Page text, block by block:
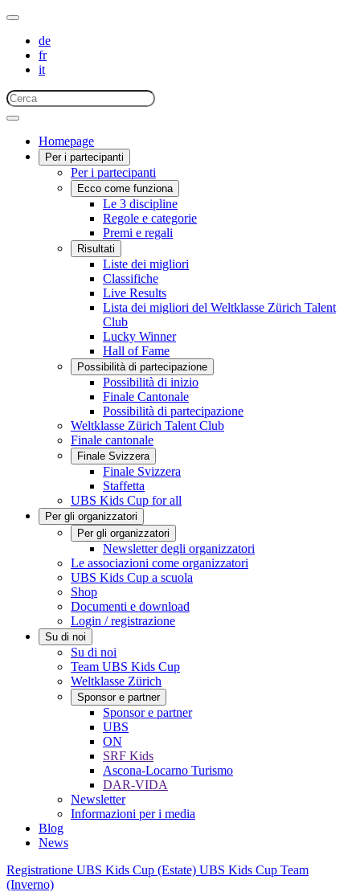
de
fr
it
Homepage
Per i partecipanti
Per i partecipanti
Ecco come funziona
Le 3 discipline
Regole e categorie
Premi e regali
Risultati
Liste dei migliori
Classifiche
Live Results
Lista dei migliori del Weltklasse Zürich Talent
Club
Lucky Winner
Hall of Fame
Possibilità di partecipazione
Possibilità di inizio
Finale Cantonale
Possibilità di partecipazione
Weltklasse Zürich Talent Club
Finale cantonale
Finale Svizzera
Finale Svizzera
Staffetta
UBS Kids Cup for all
Per gli organizzatori
Per gli organizzatori
Newsletter degli organizzatori
Le associazioni come organizzatori
UBS Kids Cup a scuola
Shop
Documenti e download
Login / registrazione
Su di noi
Su di noi
Team UBS Kids Cup
Weltklasse Zürich
Sponsor e partner
Sponsor e partner
UBS
ON
SRF Kids
Ascona-Locarno Turismo
DAR-VIDA
Newsletter
Informazioni per i media
Blog
News
Registratione UBS Kids Cup (Estate) UBS Kids Cup Team
(Inverno)